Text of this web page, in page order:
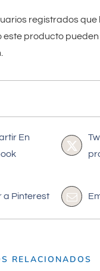
registrados que
producto
En
a Pinterest
RELACIONADOS